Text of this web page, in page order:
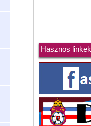
Hasznos linkek